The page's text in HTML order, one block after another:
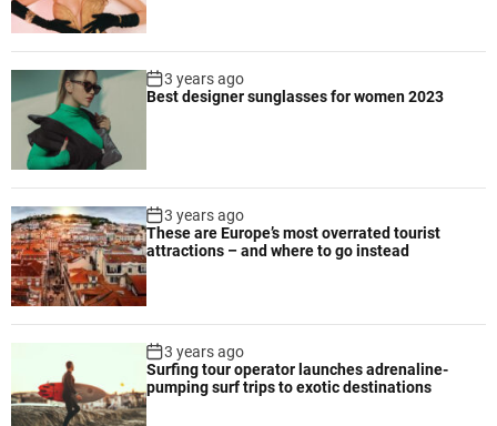
3 years ago
Best designer sunglasses for women 2023
3 years ago
These are Europe’s most overrated tourist
attractions – and where to go instead
3 years ago
Surfing tour operator launches adrenaline-
pumping surf trips to exotic destinations